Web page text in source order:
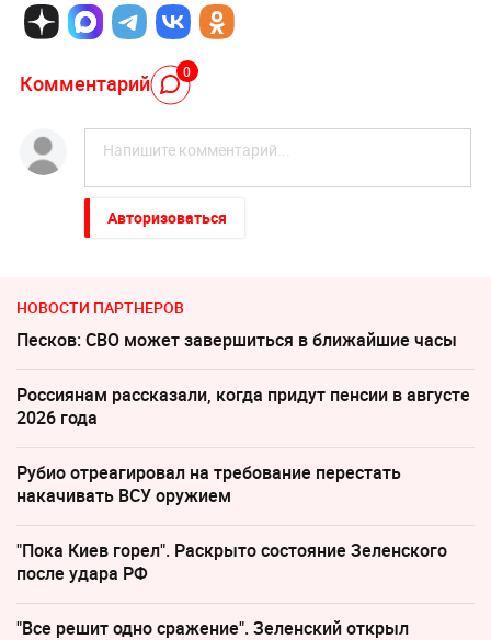
Комментарий 0
Авторизоваться
НОВОСТИ ПАРТНЕРОВ
Песков: СВО может завершиться в ближайшие часы
Россиянам рассказали, когда придут пенсии в августе
2026 года
Рубио отреагировал на требование перестать
накачивать ВСУ оружием
"Пока Киев горел". Раскрыто состояние Зеленского
после удара РФ
"Все решит одно сражение". Зеленский открыл